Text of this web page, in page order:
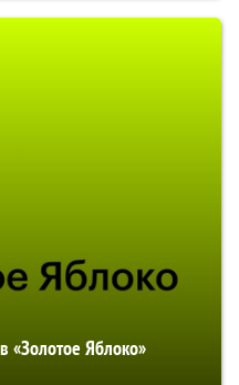
«Золотое Яблоко»